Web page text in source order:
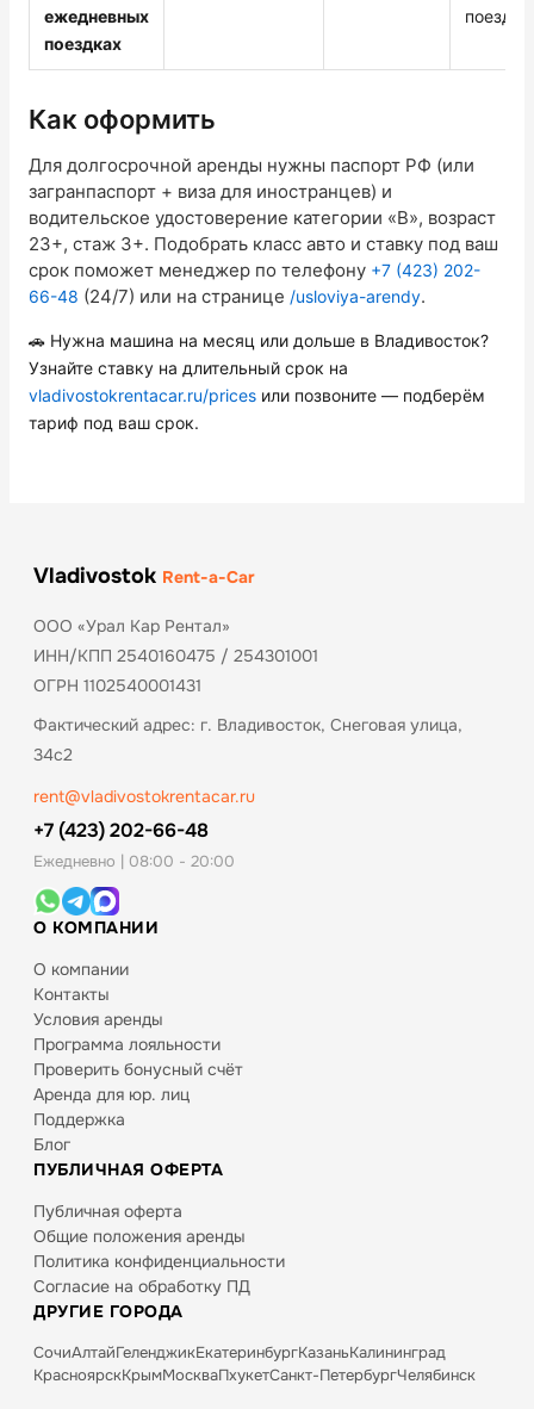
ежедневных
поездках
Как оформить
Для долгосрочной аренды нужны паспорт РФ (или
загранпаспорт + виза для иностранцев) и
водительское удостоверение категории «B», возраст
23+, стаж 3+. Подобрать класс авто и ставку под ваш
срок поможет менеджер по телефону +7 (423) 202-
66-48 (24/7) или на странице /usloviya-arendy.
🚗 Нужна машина на месяц или дольше в Владивосток?
Узнайте ставку на длительный срок на
vladivostokrentacar.ru/prices или позвоните — подберём
тариф под ваш срок.
Vladivostok Rent-a-Car
ООО «Урал Кар Рентал»
ИНН/КПП 2540160475 / 254301001
ОГРН 1102540001431
Фактический адрес: г. Владивосток, Снеговая улица,
34с2
rent@vladivostokrentacar.ru
+7 (423) 202-66-48
Ежедневно | 08:00 - 20:00
О КОМПАНИИ
О компании
Контакты
Условия аренды
Программа лояльности
Проверить бонусный счёт
Аренда для юр. лиц
Поддержка
Блог
ПУБЛИЧНАЯ ОФЕРТА
Публичная оферта
Общие положения аренды
Политика конфиденциальности
Согласие на обработку ПД
ДРУГИЕ ГОРОДА
СочиАлтайГеленджикЕкатеринбургКазаньКалининград
КрасноярскКрымМоскваПхукетСанкт-ПетербургЧелябинск